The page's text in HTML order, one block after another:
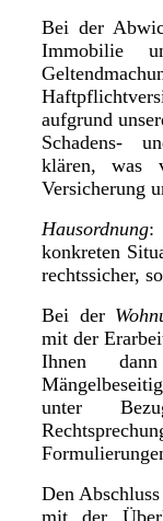
Bei der
Immobilie
aufgrund
Schadens-
klären, was
Versicherung
Hausordnung:
konkreten
rechtssicher,
Bei der
mit der
Ihnen
unter
Den